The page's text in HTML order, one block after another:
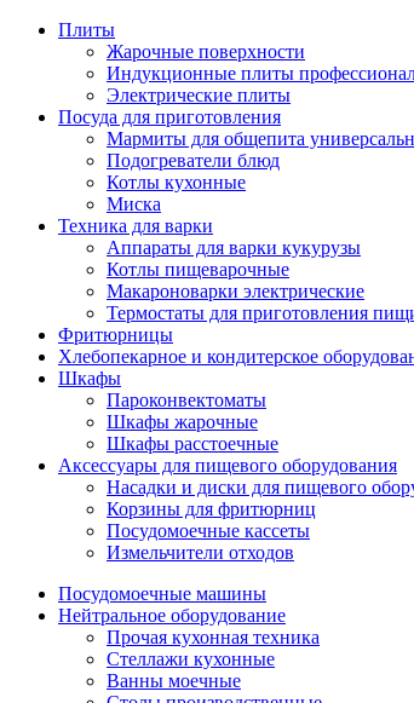
Плиты
Жарочные поверхности
Индукционные плиты
Электрические плиты
Посуда для приготовления
Мармиты для общепита
Подогреватели блюд
Котлы кухонные
Миска
Техника для варки
Аппараты для варки кукурузы
Котлы пищеварочные
Макароноварки электрические
Термостаты для приготовления
Фритюрницы
Хлебопекарное и кондитерское
Шкафы
Пароконвектоматы
Шкафы жарочные
Шкафы расстоечные
Аксессуары для пищевого оборудования
Насадки и диски для пищевого
Корзины для фритюрниц
Посудомоечные кассеты
Измельчители отходов
Посудомоечные машины
Нейтральное оборудование
Прочая кухонная техника
Стеллажи кухонные
Ванны моечные